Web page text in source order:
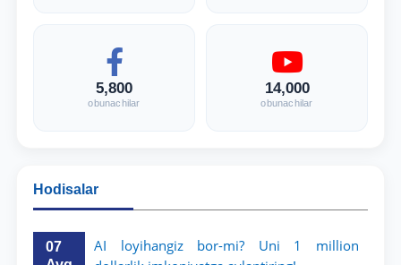
5,800
obunachilar
14,000
obunachilar
Hodisalar
07
AI loyihangiz bor-mi? Uni 1 million